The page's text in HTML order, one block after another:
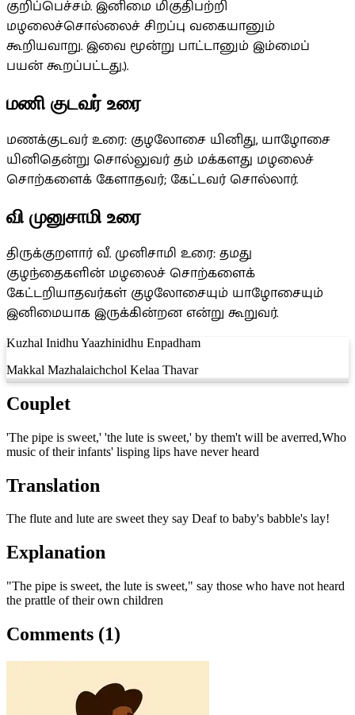
குறிப்பெச்சம். இனிமை மிகுதிபற்றி
மழலைச்சொல்லைச் சிறப்பு வகையானும்
கூறியவாறு. இவை மூன்று பாட்டானும் இம்மைப்
பயன் கூறப்பட்டது.).
மணி குடவர் உரை
மணக்குடவர் உரை: குழலோசை யினிது, யாழோசை
யினிதென்று சொல்லுவர் தம் மக்களது மழலைச்
சொற்களைக் கேளாதவர்; கேட்டவர் சொல்லார்.
வி முனுசாமி உரை
திருக்குறளார் வீ. முனிசாமி உரை: தமது
குழந்தைகளின் மழலைச் சொற்களைக்
கேட்டறியாதவர்கள் குழலோசையும் யாழோசையும்
இனிமையாக இருக்கின்றன என்று கூறுவர்.
Kuzhal Inidhu Yaazhinidhu Enpadham
Makkal Mazhalaichchol Kelaa Thavar
Couplet
'The pipe is sweet,' 'the lute is sweet,' by them't will be averred,Who
music of their infants' lisping lips have never heard
Translation
The flute and lute are sweet they say Deaf to baby's babble's lay!
Explanation
"The pipe is sweet, the lute is sweet," say those who have not heard
the prattle of their own children
Comments (1)